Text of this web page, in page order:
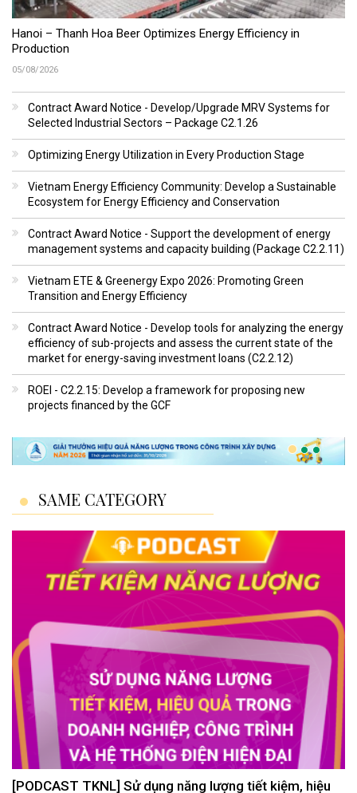
Hanoi – Thanh Hoa Beer Optimizes Energy Efficiency in
Production
05/08/2026
Contract Award Notice - Develop/Upgrade MRV Systems for
Selected Industrial Sectors – Package C2.1.26
Optimizing Energy Utilization in Every Production Stage
Vietnam Energy Efficiency Community: Develop a Sustainable
Ecosystem for Energy Efficiency and Conservation
Contract Award Notice - Support the development of energy
management systems and capacity building (Package C2.2.11)
Vietnam ETE & Greenergy Expo 2026: Promoting Green
Transition and Energy Efficiency
Contract Award Notice - Develop tools for analyzing the energy
efficiency of sub-projects and assess the current state of the
market for energy-saving investment loans (C2.2.12)
ROEI - C2.2.15: Develop a framework for proposing new
projects financed by the GCF
SAME CATEGORY
[PODCAST TKNL] Sử dụng năng lượng tiết kiệm, hiệu